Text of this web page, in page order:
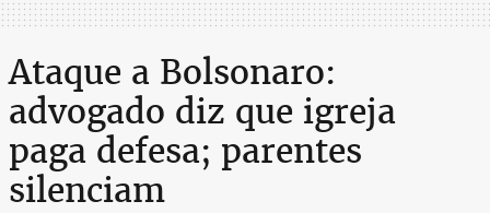
Ataque a Bolsonaro:
advogado diz que igreja
paga defesa; parentes
silenciam